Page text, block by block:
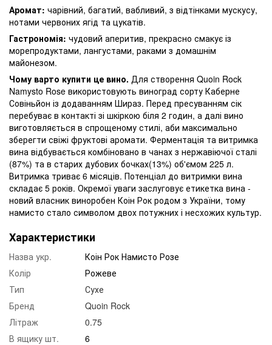
Аромат: чарівний, багатий, вабливий, з відтінками мускусу,
нотами червоних ягід та цукатів.
Гастрономія: чудовий аперитив, прекрасно смакує із
морепродуктами, лангустами, раками з домашнім
майонезом.
Чому варто купити це вино. Для створення Quoin Rock
Namysto Rose використовують виноград сорту Каберне
Совіньйон із додаванням Шираз. Перед пресуванням сік
перебуває в контакті зі шкіркою біля 2 годин, а далі вино
виготовляється в спрощеному стилі, аби максимально
зберегти свіжі фруктові аромати. Ферментація та витримка
вина відбувається комбіновано в чанах з нержавіючої сталі
(87%) та в старих дубових бочках(13%) об'ємом 225 л.
Витримка триває 6 місяців. Потенціал до витримки вина
складає 5 років. Окремої уваги заслуговує етикетка вина -
новий власник виноробен Коін Рок родом з України, тому
намисто стало символом двох потужних і несхожих культур.
Характеристики
Назва укр.
Коін Рок Намисто Розе
Колір
Рожеве
Тип
Сухе
Бренд
Quoin Rock
Літраж
0.75
В ящику шт.
6